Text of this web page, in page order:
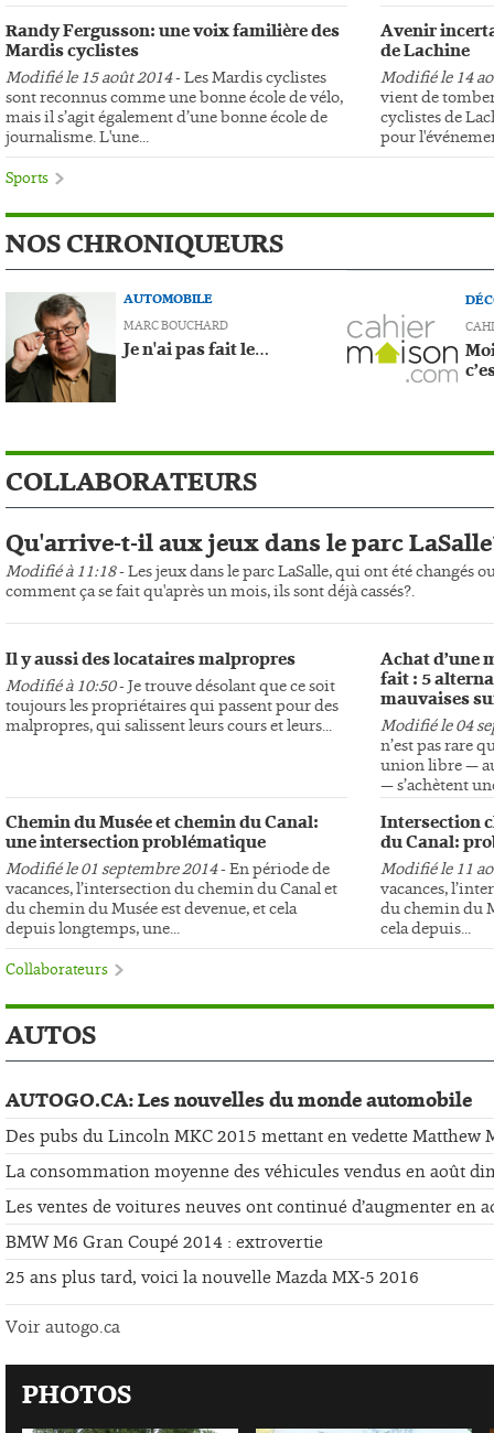
Randy Fergusson: une voix familière des
Mardis cyclistes
Modifié le 15 août 2014- Les Mardis cyclistes
sont reconnus comme une bonne école de vélo,
mais il s’agit également d’une bonne école de
journalisme. L'une...
Avenir
de Lachine
Modifié le 14
vient de
cyclistes de
pour
Sports
NOS CHRONIQUEURS
AUTOMOBILE
MARC BOUCHARD
Je n'ai pas fait le…
COLLABORATEURS
Qu'arrive-t-il aux jeux dans le parc
Modifié à 11:18- Les jeux dans le parc LaSalle, qui ont été changés
comment ça se fait qu'après un mois, ils sont déjà cassés?.
Il y aussi des locataires malpropres
Modifié à 10:50- Je trouve désolant que ce soit
toujours les propriétaires qui passent pour des
malpropres, qui salissent leurs cours et leurs...
Chemin du Musée et chemin du Canal:
une intersection problématique
Modifié le 01 septembre 2014- En période de
vacances, l’intersection du chemin du Canal et
du chemin du Musée est devenue, et cela
depuis longtemps, une...
Achat d’une
fait : 5
mauvaises
Modifié le 04
n’est pas rare
union libre —
— s’achètent
Intersection
du Canal:
Modifié le 11
vacances,
du chemin du
cela depuis...
Collaborateurs
AUTOS
AUTOGO.CA: Les nouvelles du monde automobile
Des pubs du Lincoln MKC 2015 mettant en vedette Matthew
La consommation moyenne des véhicules vendus en août
Les ventes de voitures neuves ont continué d’augmenter en
BMW M6 Gran Coupé 2014 : extrovertie
25 ans plus tard, voici la nouvelle Mazda MX-5 2016
Voir autogo.ca
PHOTOS